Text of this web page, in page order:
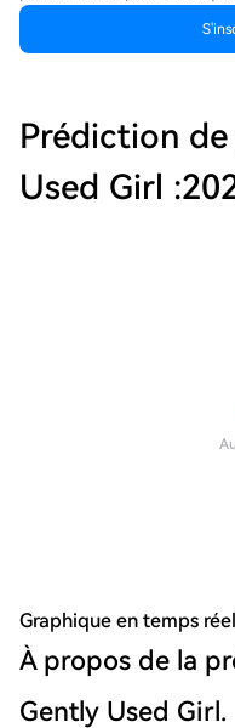
Prédiction
Used Girl :
Graphique en temps
À propos de la
Gently Used Girl.